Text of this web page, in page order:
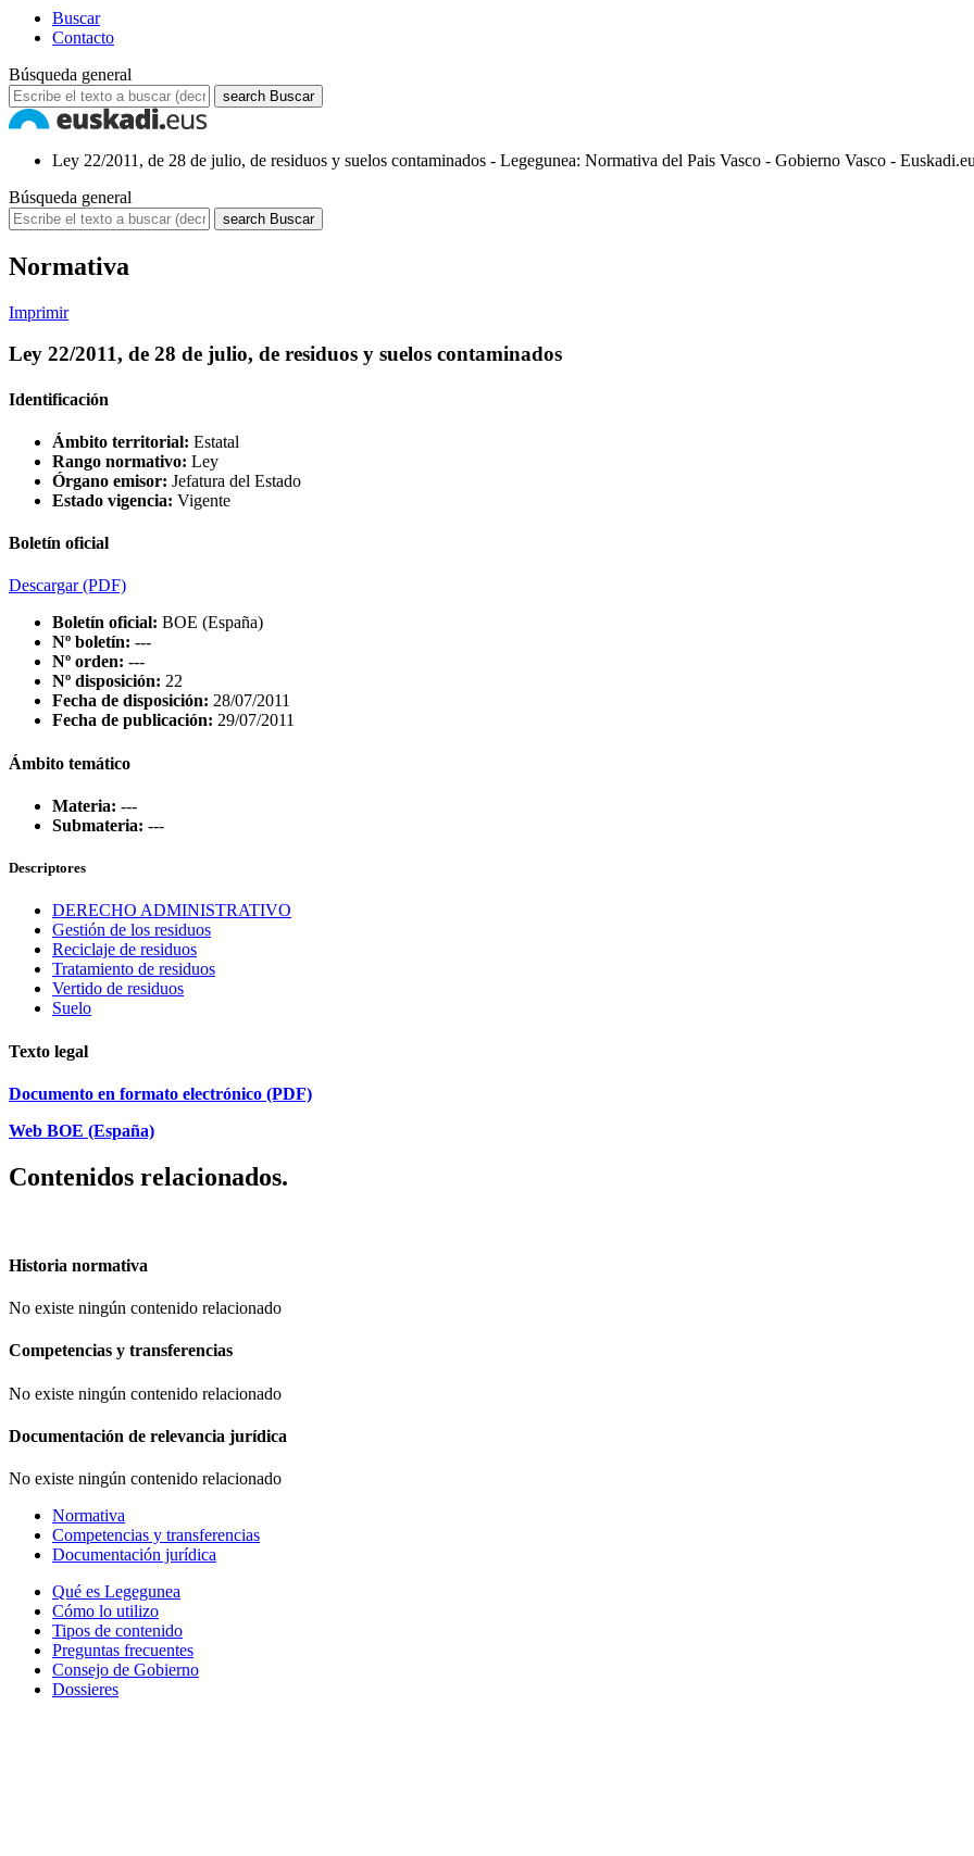
Buscar
Contacto
Búsqueda general
search Buscar
Ley 22/2011, de 28 de julio, de residuos y suelos contaminados - Legegunea: Normativa del Pais Vasco - Gobierno Vasco -
Búsqueda general
search Buscar
Normativa
Imprimir
Ley 22/2011, de 28 de julio, de residuos y suelos contaminados
Identificación
Ámbito territorial: Estatal
Rango normativo: Ley
Órgano emisor: Jefatura del Estado
Estado vigencia: Vigente
Boletín oficial
Descargar(PDF)
Boletín oficial: BOE (España)
Nº boletín: ---
Nº orden: ---
Nº disposición: 22
Fecha de disposición: 28/07/2011
Fecha de publicación: 29/07/2011
Ámbito temático
Materia: ---
Submateria: ---
Descriptores
DERECHO ADMINISTRATIVO
Gestión de los residuos
Reciclaje de residuos
Tratamiento de residuos
Vertido de residuos
Suelo
Texto legal
Documento en formato electrónico (PDF)
Web BOE (España)
Contenidos relacionados.
Historia normativa
No existe ningún contenido relacionado
Competencias y transferencias
No existe ningún contenido relacionado
Documentación de relevancia jurídica
No existe ningún contenido relacionado
Normativa
Competencias y transferencias
Documentación jurídica
Qué es Legegunea
Cómo lo utilizo
Tipos de contenido
Preguntas frecuentes
Consejo de Gobierno
Dossieres